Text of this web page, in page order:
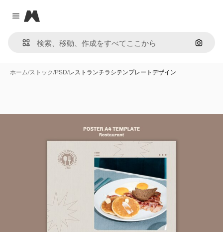
Close menu
Magnific
画像で
ホーム/ストック/PSD/レストランチラシテンプレートデザイン